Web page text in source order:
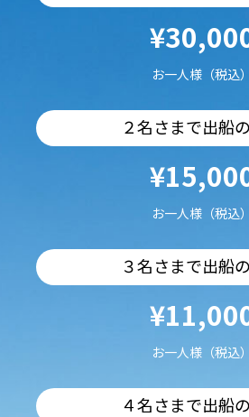
お一人様（税込）
２名さまで出船
お一人様（税込）
３名さまで出船
お一人様（税込）
４名さまで出船